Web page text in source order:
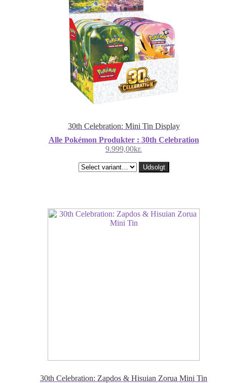
30th Celebration: Mini Tin Display
Alle Pokémon Produkter : 30th Celebration
9.999,00kr.
Udsolgt
30th Celebration: Zapdos & Hisuian Zorua Mini Tin